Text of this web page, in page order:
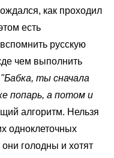
как проходил
есть
русскую
чем выполнить
"Бабка, ты сначала
попарь, а потом и
алгоритм. Нельзя
одноклеточных
голодны и хотят